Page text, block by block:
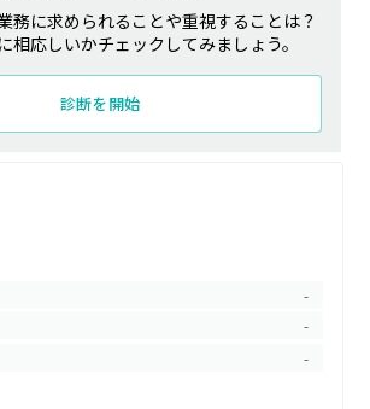
務に求められることや重視することは？
相応しいかチェックしてみましょう。
診断を開始
-
-
-